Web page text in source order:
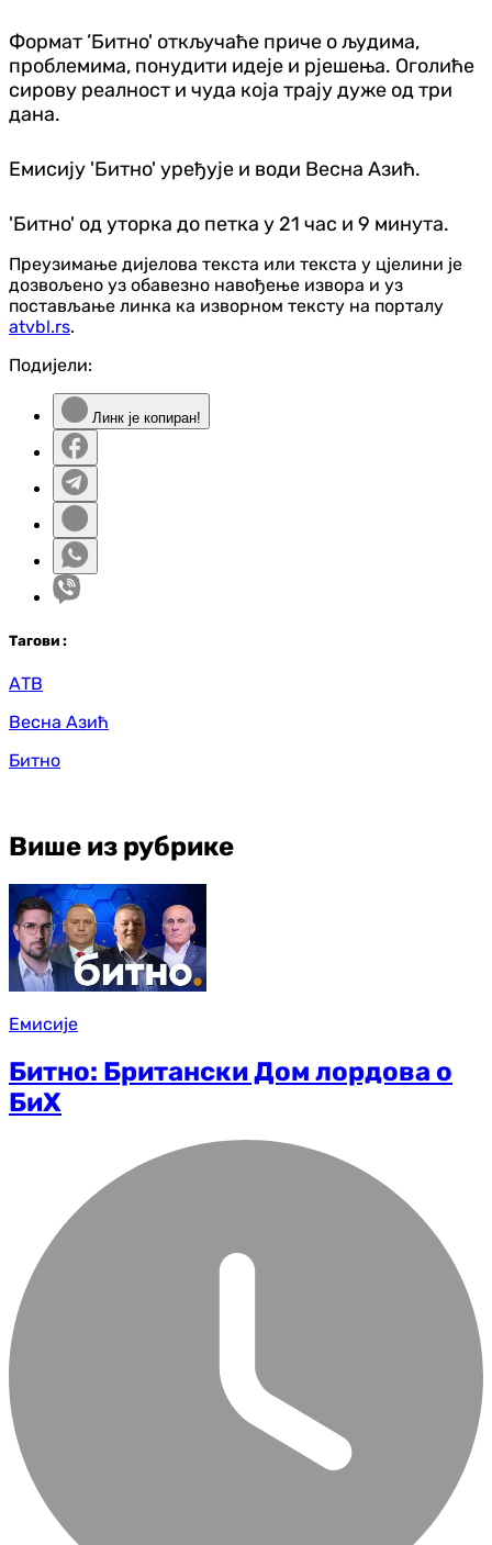
Формат ’Битно' откључаће приче о људима,
проблемима, понудити идеје и рјешења. Оголиће
сирову реалност и чуда која трају дуже од три
дана.
Емисију 'Битно' уређује и води Весна Азић.
'Битно' од уторка до петка у 21 час и 9 минута.
Преузимање дијелова текста или текста у цјелини је
дозвољено уз обавезно навођење извора и уз
постављање линка ка изворном тексту на порталу
atvbl.rs.
Подијели:
Линк је копиран!
Тагови :
АТВ
Весна Азић
Битно
Више из рубрике
Емисије
Битно: Британски Дом лордова о
БиХ